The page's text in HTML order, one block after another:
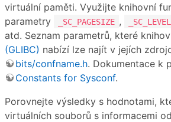
virtuální paměti. Využijte knihovní
parametry
_SC_PAGESIZE ,
atd. Seznam parametrů, které
(GLIBC) nabízí lze najít v jejích
bits/confname.h. Dokumentace k
Constants for Sysconf.
Porovnejte výsledky s hodnotami,
virtuálních souborů s informacemi